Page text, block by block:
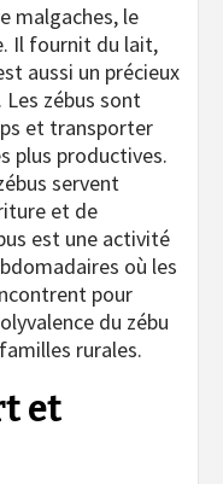
malgaches, le
Il fournit du lait,
aussi un précieux
zébus sont
et transporter
plus productives.
servent
et de
est une activité
où les
pour
du zébu
rurales.
et